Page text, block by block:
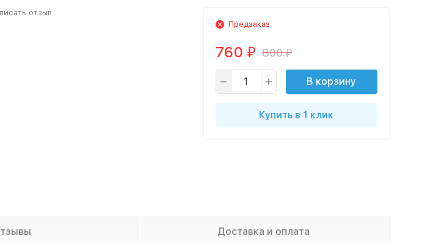
отзыв
Предзаказ
760 ₽ 800₽
В корзину
Купить в 1 клик
Доставка и оплата